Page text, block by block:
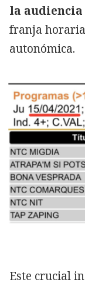
la audiencia
franja
autonómica.
Este crucial